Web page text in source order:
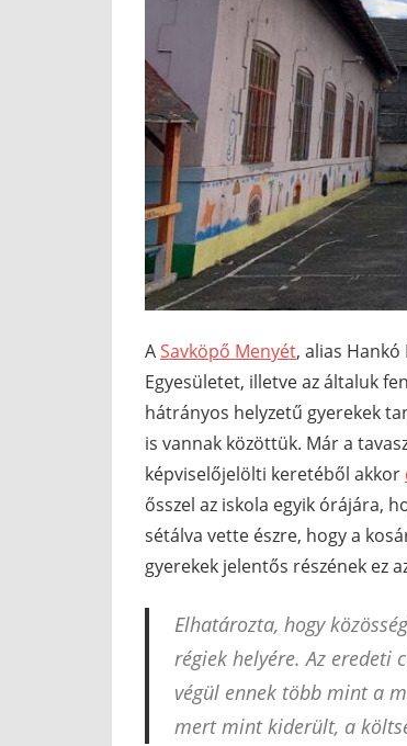
ASavköpő Menyét, alias
Egyesületet, illetve az általuk
hátrányos helyzetű gyerekek
is vannak közöttük. Már a
képviselőjelölti keretéből akkor
ősszel az iskola egyik órájára,
sétálva vette észre, hogy a
gyerekek jelentős részének ez
Elhatározta, hogy
régiek helyére. Az eredeti
végül ennek több mint a
mert mint kiderült, a